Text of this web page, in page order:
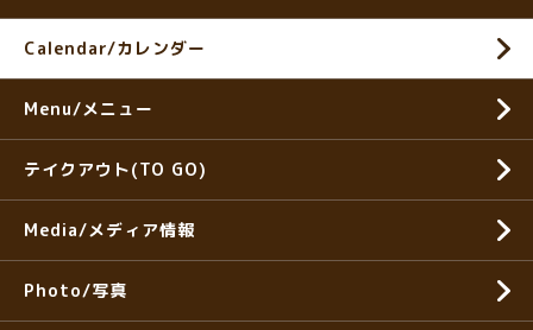
Calendar/カレンダー
Menu/メニュー
テイクアウト(TO GO)
Media/メディア情報
Photo/写真